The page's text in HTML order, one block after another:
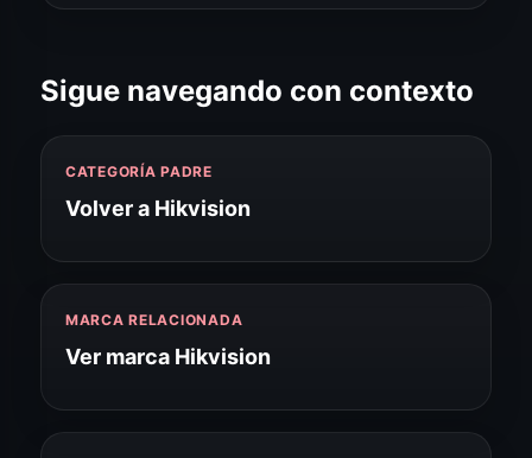
Sigue navegando con contexto
CATEGORÍA PADRE
Volver a Hikvision
MARCA RELACIONADA
Ver marca Hikvision